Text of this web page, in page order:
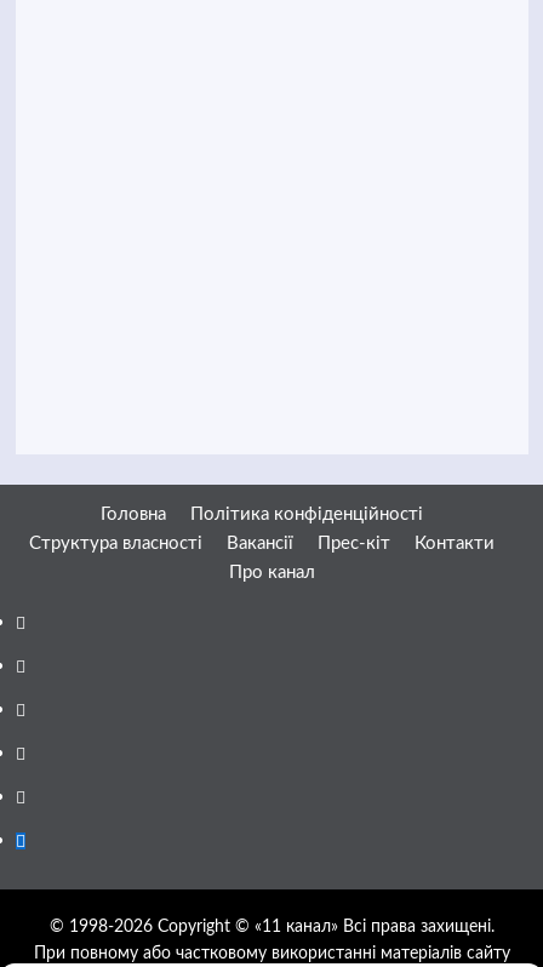
Головна
Політика конфіденційності
Структура власності
Вакансії Прес-кіт
Контакти
Про канал
Facebook
YouTube
Telegram
Instagram
Twitter
Google
© 1998-2026 Copyright © «11 канал» Всі права захищені.
При повному або частковому використанні матеріалів сайту